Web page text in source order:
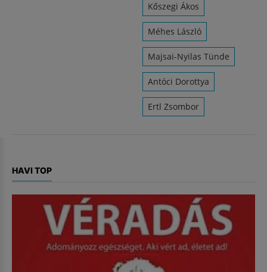
Kőszegi Ákos
Méhes László
Majsai-Nyilas Tünde
Antóci Dorottya
Ertl Zsombor
HAVI TOP